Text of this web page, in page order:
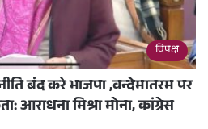
विपक्ष
बंद करे भाजपा ,वन्देमातरम पर
आराधना मिश्रा मोना, कांग्रेस